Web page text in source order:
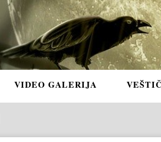
VIDEO GALERIJA